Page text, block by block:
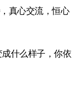
真心交流，恒心
什么样子，你依